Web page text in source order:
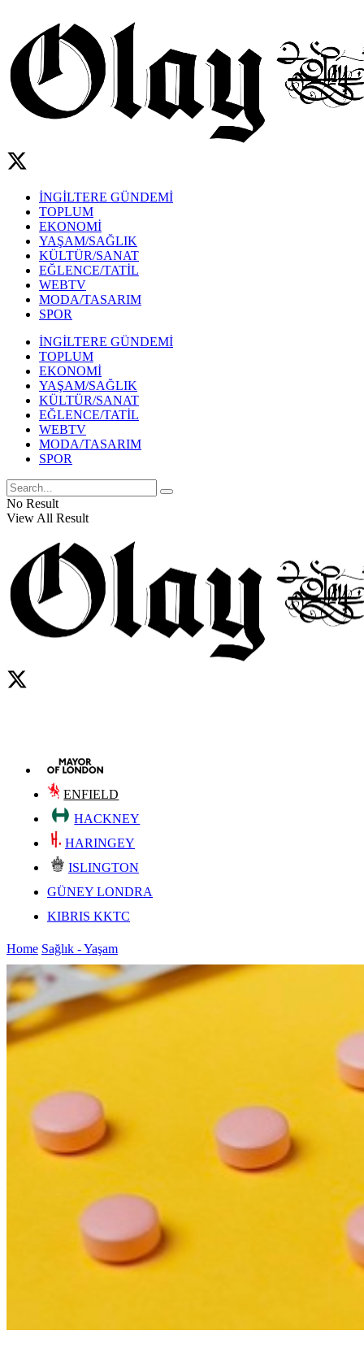
İNGİLTERE GÜNDEMİ
TOPLUM
EKONOMİ
YAŞAM/SAĞLIK
KÜLTÜR/SANAT
EĞLENCE/TATİL
WEBTV
MODA/TASARIM
SPOR
İNGİLTERE GÜNDEMİ
TOPLUM
EKONOMİ
YAŞAM/SAĞLIK
KÜLTÜR/SANAT
EĞLENCE/TATİL
WEBTV
MODA/TASARIM
SPOR
No Result
View All Result
ENFIELD
HACKNEY
HARINGEY
ISLINGTON
GÜNEY LONDRA
KIBRIS KKTC
Home Sağlık - Yaşam